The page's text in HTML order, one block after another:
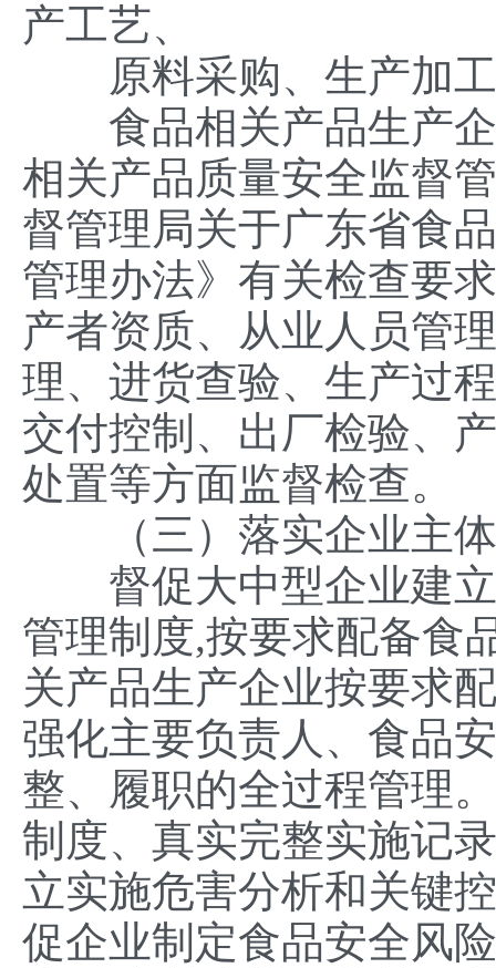
产工艺、
原料采购、生产加工
食品相关产品生产企
相关产品质量安全监督
督管理局关于广东省食
管理办法》有关检查要
产者资质、从业人员管
理、进货查验、生产过
交付控制、出厂检验、
处置等方面监督检查。
（三）落实企业主体
督促大中型企业建立
管理制度,按要求配备食
关产品生产企业按要求
强化主要负责人、食品
整、履职的全过程管理
制度、真实完整实施记
立实施危害分析和关键
促企业制定食品安全风